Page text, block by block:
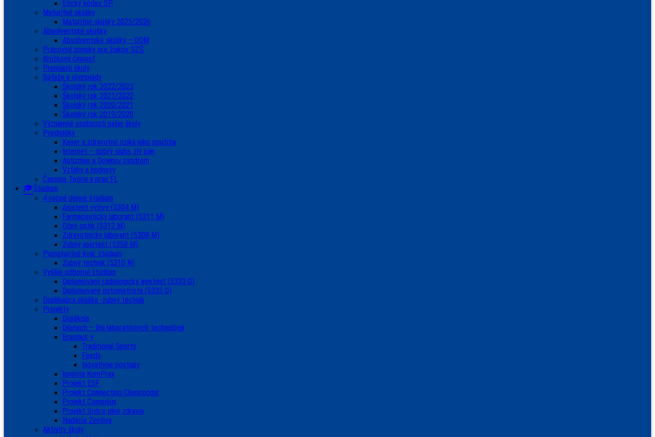
Etický kódex ŠP
Maturitné skúšky
Maturitné skúšky 2025/2026
Absolventské skúšky
Absolventské skúšky – DOM
Pracovné ponuky pre žiakov SZŠ
Krúžková činnosť
Premianti školy
Súťaže a olympiády
Školský rok 2022/2023
Školský rok 2021/2022
Školský rok 2020/2021
Školský rok 2019/2020
Významné osobnosti našej školy
Prednášky
Kaser a zdravotné riziká jeho použitia
Internet – dobrý sluha, zlý pán
Autizmus a Downov syndróm
Vzťahy a hodnoty
Časopis Teória a prax FL
Štúdium
4-ročné denné štúdium
Asistent výživy (5304 M)
Farmaceutický laborant (5311 M)
Očný optik (5312 M)
Zdravotnícky laborant (5308 M)
Zubný asistent (5358 M)
Pomaturitné kval. štúdium
Zubný technik (5310 N)
Vyššie odborné štúdium
Diplomovaný rádiologický asistent (5333 Q)
Diplomovaný optometrista (5335 Q)
Doplňujúca skúška -zubný technik
Projekty
Digiškola
Dilatech – Dni laboratórnych technológií
Erasmus +
Traditional Sports
Feeds
Inovatívne postupy
Iuventa KomPrax
Projekt ESF
Projekt Connecting Classrooms
Projekt Comenius
Projekt Srdce plné zdravia
Nadácia Zentiva
Aktivity školy